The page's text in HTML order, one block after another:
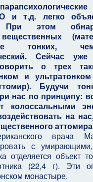
и т.д. легко
этом
тонких,
Сейчас
о трех
и
Будучи
нас по принципу:
колоссальными
на
врача
с
отделяется объект
(22,4 г). Эти
монастыре.